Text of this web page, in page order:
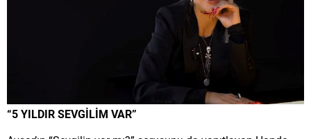
“5 YILDIR SEVGİLİM VAR”